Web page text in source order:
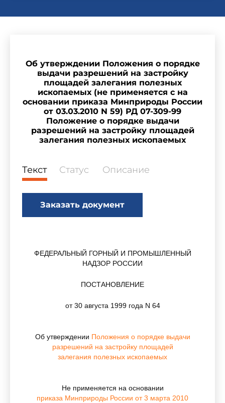
Об утверждении Положения о порядке
выдачи разрешений на застройку
площадей залегания полезных
ископаемых (не применяется с на
основании приказа Минприроды России
от 03.03.2010 N 59) РД 07-309-99
Положение о порядке выдачи
разрешений на застройку площадей
залегания полезных ископаемых
Текст Статус Описание
Заказать документ
ФЕДЕРАЛЬНЫЙ ГОРНЫЙ И ПРОМЫШЛЕННЫЙ
НАДЗОР РОССИИ
ПОСТАНОВЛЕНИЕ
от 30 августа 1999 года N 64
Об утверждении Положения о порядке выдачи
разрешений на застройку площадей
залегания полезных ископаемых
Не применяется на основании
приказа Минприроды России от 3 марта 2010